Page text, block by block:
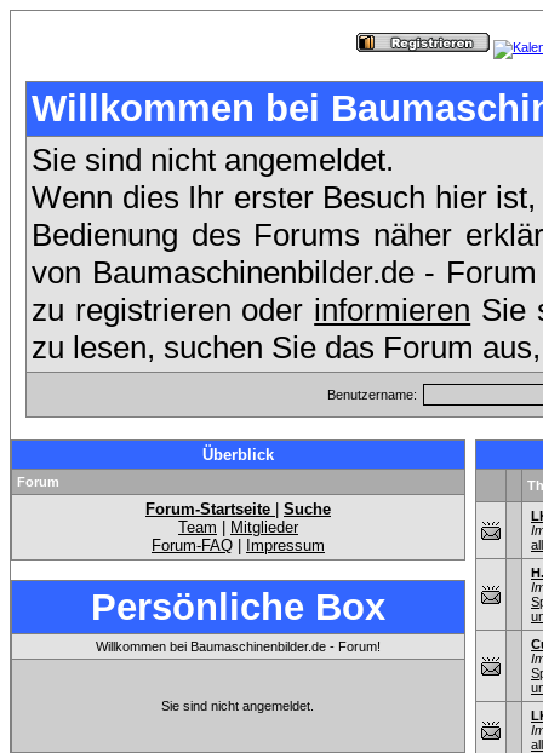
Willkommen bei
Sie sind nicht angemeldet.
Wenn dies Ihr erster Besuch hier
Bedienung des Forums näher
von Baumaschinenbilder.de -
zu registrieren oder informieren Sie
zu lesen, suchen Sie das Forum
Benutzername:
Überblick
Forum
Forum-Startseite
Suche
Team
Mitglieder
Forum-FAQ
Impressum
Persönliche Box
Willkommen bei Baumaschinenbilder.de - Forum!
Sie sind nicht angemeldet.